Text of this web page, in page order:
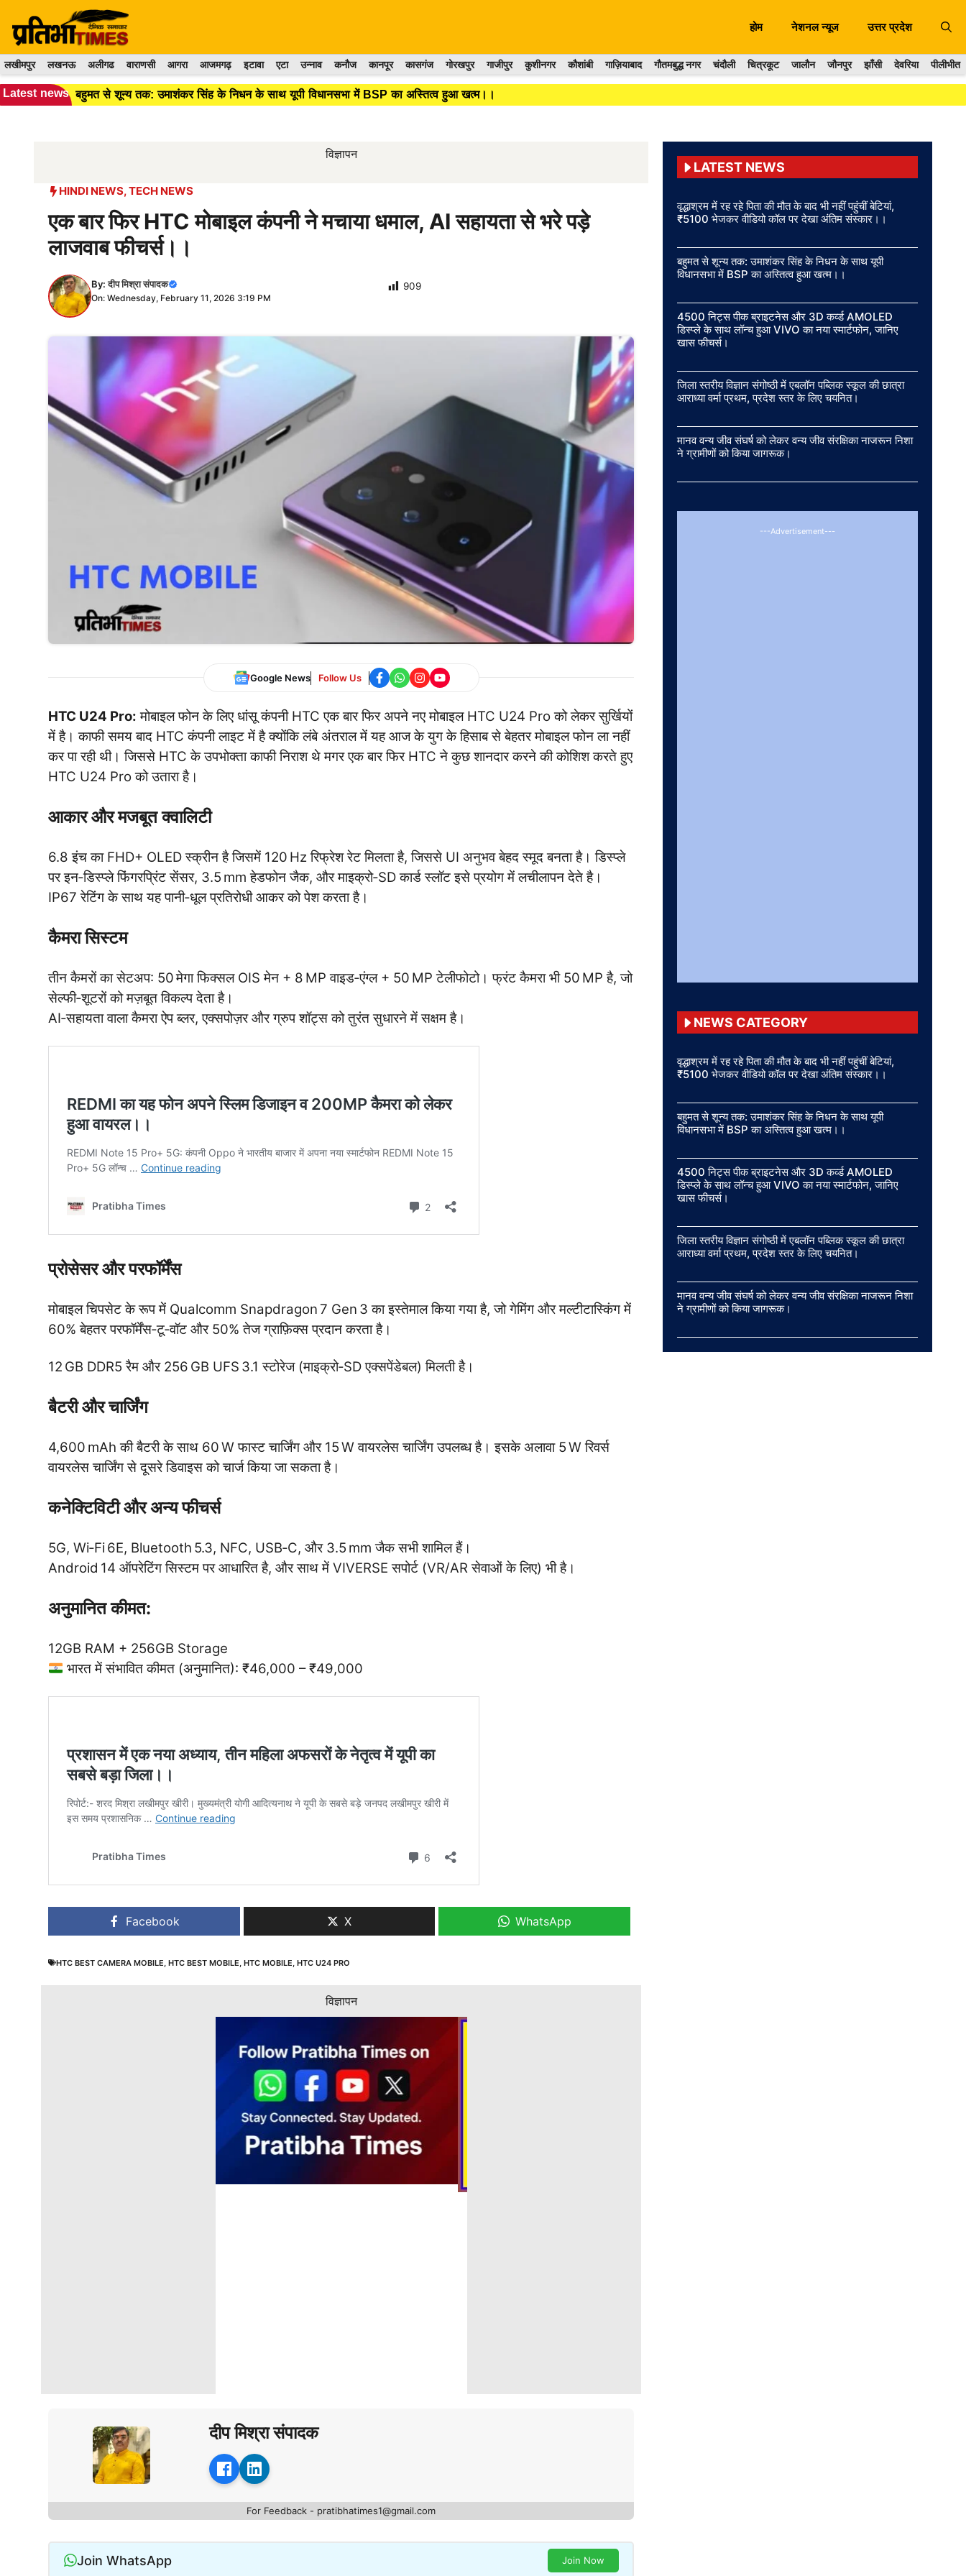
content
होम नेशनल न्यूज उत्तर प्रदेश
लखीमपुर लखनऊ अलीगढ वाराणसी आगरा आजमगढ़ इटावा एटा उन्नाव कनौज कानपूर कासगंज गोरखपुर गाजीपुर कुशीनगर कौशांबी गाज़ियाबाद गौतमबुद्ध नगर चंदौली चित्रकूट जालौन जौनपुर झाँसी देवरिया पीलीभीत
Latest news बहुमत से शून्य तक: उमाशंकर सिंह के निधन के साथ यूपी विधानसभा में BSP का अस्तित्व हुआ खत्म।।
विज्ञापन
HINDI NEWS,TECH NEWS
एक बार फिर HTC मोबाइल कंपनी ने मचाया धमाल, AI सहायता से भरे पड़े
लाजवाब फीचर्स।।
By:दीप मिश्रा संपादक
On: Wednesday, February 11, 2026 3:19 PM
909
Google News Follow Us
HTC U24 Pro: मोबाइल फोन के लिए धांसू कंपनी HTC एक बार फिर अपने नए मोबाइल HTC U24 Pro को लेकर सुर्खियों
में है। काफी समय बाद HTC कंपनी लाइट में है क्योंकि लंबे अंतराल में यह आज के युग के हिसाब से बेहतर मोबाइल फोन ला नहीं
कर पा रही थी। जिससे HTC के उपभोक्ता काफी निराश थे मगर एक बार फिर HTC ने कुछ शानदार करने की कोशिश करते हुए
HTC U24 Pro को उतारा है।
आकार और मजबूत क्वालिटी
6.8 इंच का FHD+ OLED स्क्रीन है जिसमें 120 Hz रिफ्रेश रेट मिलता है, जिससे UI अनुभव बेहद स्मूद बनता है।डिस्प्ले
पर इन‑डिस्प्ले फिंगरप्रिंट सेंसर, 3.5 mm हेडफोन जैक, और माइक्रो‑SD कार्ड स्लॉट इसे प्रयोग में लचीलापन देते है।
IP67 रेटिंग के साथ यह पानी‑धूल प्रतिरोधी आकर को पेश करता है।
कैमरा सिस्टम
तीन कैमरों का सेटअप: 50 मेगा फिक्सल OIS मेन + 8 MP वाइड‑एंग्ल + 50 MP टेलीफोटो। फ्रंट कैमरा भी 50 MP है, जो
सेल्फी‑शूटरों को मज़बूत विकल्प देता है।
AI‑सहायता वाला कैमरा ऐप ब्लर, एक्सपोज़र और ग्रुप शॉट्स को तुरंत सुधारने में सक्षम है।
प्रोसेसर और परफॉर्मेंस
मोबाइल चिपसेट के रूप में Qualcomm Snapdragon 7 Gen 3 का इस्तेमाल किया गया है, जो गेमिंग और मल्टीटास्किंग में
60% बेहतर परफॉर्मेंस‑टू‑वॉट और 50% तेज ग्राफ़िक्स प्रदान करता है।
12 GB DDR5 रैम और 256 GB UFS 3.1 स्टोरेज (माइक्रो‑SD एक्सपेंडेबल) मिलती है।
बैटरी और चार्जिंग
4,600 mAh की बैटरी के साथ 60 W फास्ट चार्जिंग और 15 W वायरलेस चार्जिंग उपलब्ध है। इसके अलावा 5 W रिवर्स
वायरलेस चार्जिंग से दूसरे डिवाइस को चार्ज किया जा सकता है।
कनेक्टिविटी और अन्य फीचर्स
5G, Wi‑Fi 6E, Bluetooth 5.3, NFC, USB‑C, और 3.5 mm जैक सभी शामिल हैं।
Android 14 ऑपरेटिंग सिस्टम पर आधारित है, और साथ में VIVERSE सपोर्ट (VR/AR सेवाओं के लिए) भी है।
अनुमानित कीमत:
12GB RAM + 256GB Storage
भारत में संभावित कीमत (अनुमानित): ₹46,000 – ₹49,000
Facebook X WhatsApp
HTC BEST CAMERA MOBILE HTC BEST MOBILE HTC MOBILE HTC U24 PRO
विज्ञापन
दीप मिश्रा संपादक
For Feedback - pratibhatimes1@gmail.com
Join WhatsApp Join Now
LATEST NEWS
वृद्धाश्रम में रह रहे पिता की मौत के बाद भी नहीं पहुंचीं बेटियां,
₹5100 भेजकर वीडियो कॉल पर देखा अंतिम संस्कार।।
बहुमत से शून्य तक: उमाशंकर सिंह के निधन के साथ यूपी
विधानसभा में BSP का अस्तित्व हुआ खत्म।।
4500 निट्स पीक ब्राइटनेस और 3D कर्व्ड AMOLED
डिस्प्ले के साथ लॉन्च हुआ VIVO का नया स्मार्टफोन, जानिए
खास फीचर्स।
जिला स्तरीय विज्ञान संगोष्ठी में एबलॉन पब्लिक स्कूल की छात्रा
आराध्या वर्मा प्रथम, प्रदेश स्तर के लिए चयनित।
मानव वन्य जीव संघर्ष को लेकर वन्य जीव संरक्षिका नाजरून निशा
ने ग्रामीणों को किया जागरूक।
---Advertisement---
NEWS CATEGORY
वृद्धाश्रम में रह रहे पिता की मौत के बाद भी नहीं पहुंचीं बेटियां,
₹5100 भेजकर वीडियो कॉल पर देखा अंतिम संस्कार।।
बहुमत से शून्य तक: उमाशंकर सिंह के निधन के साथ यूपी
विधानसभा में BSP का अस्तित्व हुआ खत्म।।
4500 निट्स पीक ब्राइटनेस और 3D कर्व्ड AMOLED
डिस्प्ले के साथ लॉन्च हुआ VIVO का नया स्मार्टफोन, जानिए
खास फीचर्स।
जिला स्तरीय विज्ञान संगोष्ठी में एबलॉन पब्लिक स्कूल की छात्रा
आराध्या वर्मा प्रथम, प्रदेश स्तर के लिए चयनित।
मानव वन्य जीव संघर्ष को लेकर वन्य जीव संरक्षिका नाजरून निशा
ने ग्रामीणों को किया जागरूक।